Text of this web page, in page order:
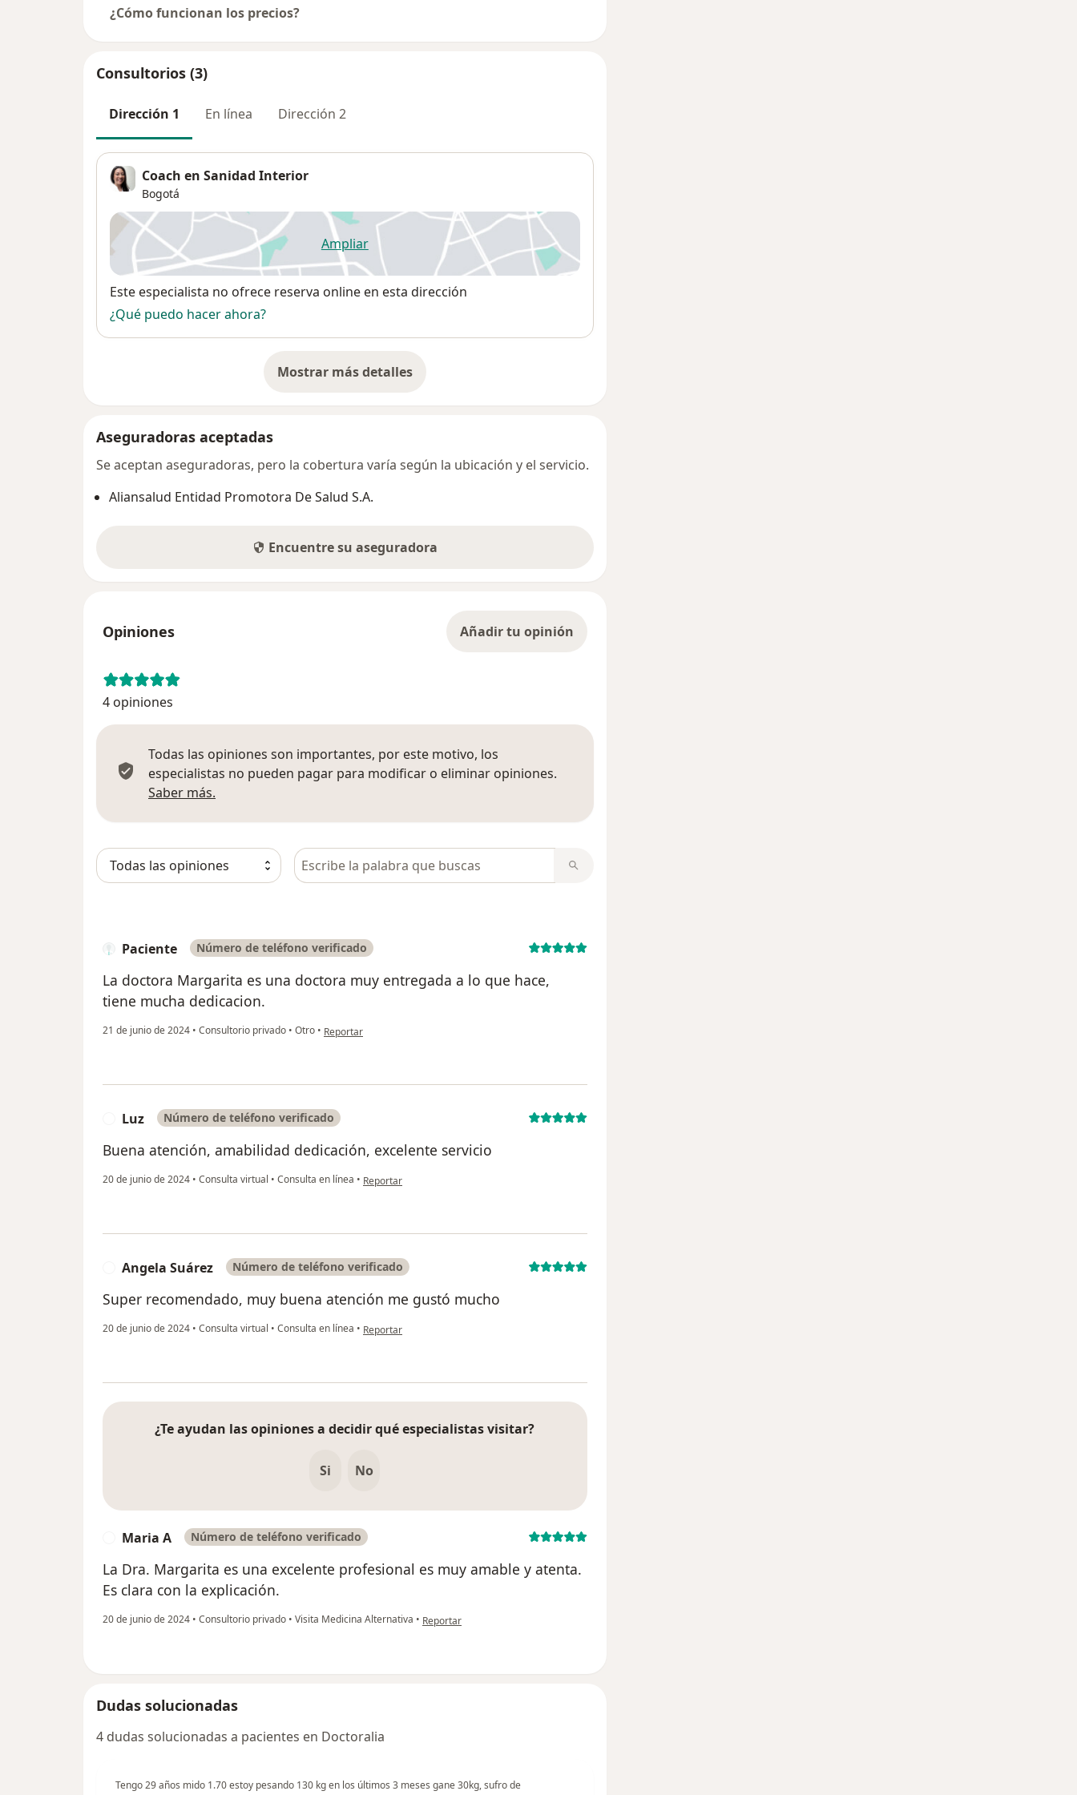
¿Cómo funcionan los precios?
Consultorios (3)
Dirección 1 En línea Dirección 2
Coach en Sanidad Interior
Bogotá
Ampliarse abre en una nueva pestaña
Disponibilidad
Este especialista no ofrece reserva online en esta dirección
¿Qué puedo hacer ahora?
Mostrar más detalles
sobre la dirección
Aseguradoras aceptadas
Se aceptan aseguradoras, pero la cobertura varía según la ubicación y el servicio.
Aliansalud Entidad Promotora De Salud S.A.
Encuentre su aseguradora
Opiniones Añadir tu opinión
4 opiniones
Todas las opiniones son importantes, por este motivo, los
especialistas no pueden pagar para modificar o eliminar opiniones.
Saber más.
Busca en opiniones
Paciente Número de teléfono verificado
La doctora Margarita es una doctora muy entregada a lo que hace,
tiene mucha dedicacion.
21 de junio de 2024 • Consultorio privado • Otro • en opinión del usuario Paciente
Reportar
Luz Número de teléfono verificado
Buena atención, amabilidad dedicación, excelente servicio
20 de junio de 2024 • Consulta virtual • Consulta en línea • en opinión del usuario Luz
Reportar
Angela Suárez Número de teléfono verificado
Super recomendado, muy buena atención me gustó mucho
20 de junio de 2024 • Consulta virtual • Consulta en línea • en opinión del usuario Angela Suárez
Reportar
¿Te ayudan las opiniones a decidir qué especialistas visitar?
Si No
Maria A Número de teléfono verificado
La Dra. Margarita es una excelente profesional es muy amable y atenta.
Es clara con la explicación.
20 de junio de 2024 • Consultorio privado • Visita Medicina Alternativa • en opinión del usuario Maria A
Reportar
Dudas solucionadas
4 dudas solucionadas a pacientes en Doctoralia
Tengo 29 años mido 1.70 estoy pesando 130 kg en los últimos 3 meses gane 30kg, sufro de